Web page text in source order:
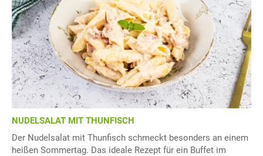
NUDELSALAT MIT THUNFISCH
Der Nudelsalat mit Thunfisch schmeckt besonders an einem
heißen Sommertag. Das ideale Rezept für ein Buffet im